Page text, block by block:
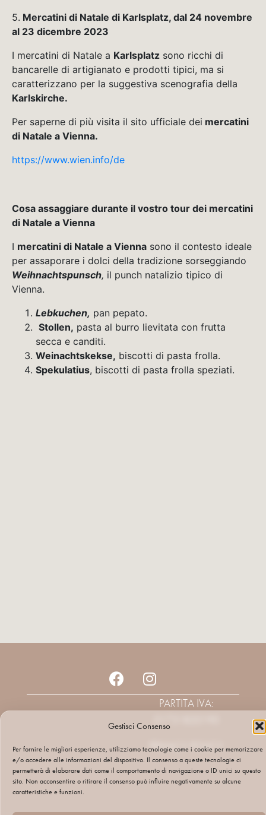
Gestisci Consenso
Per fornire le migliori esperienze, utilizziamo tecnologie come i cookie per memorizzare
e/o accedere alle informazioni del dispositivo. Il consenso a queste tecnologie ci
permetterà di elaborare dati come il comportamento di navigazione o ID unici su questo
sito. Non acconsentire o ritirare il consenso può influire negativamente su alcune
caratteristiche e funzioni.
5. Mercatini di Natale di Karlsplatz, dal 24 novembre
al 23 dicembre 2023
I mercatini di Natale a Karlsplatz sono ricchi di
bancarelle di artigianato e prodotti tipici, ma si
caratterizzano per la suggestiva scenografia della
Karlskirche.
Per saperne di più visita il sito ufficiale dei mercatini
di Natale a Vienna.
https://www.wien.info/de
Cosa assaggiare durante il vostro tour dei mercatini
di Natale a Vienna
I mercatini di Natale a Vienna sono il contesto ideale
per assaporare i dolci della tradizione sorseggiando
Weihnachtspunsch, il punch natalizio tipico di
Vienna.
Lebkuchen, pan pepato.
Stollen, pasta al burro lievitata con frutta
secca e canditi.
Weinachtskekse, biscotti di pasta frolla.
Spekulatius, biscotti di pasta frolla speziati.
PARTITA IVA:
PRIVACY POLICY